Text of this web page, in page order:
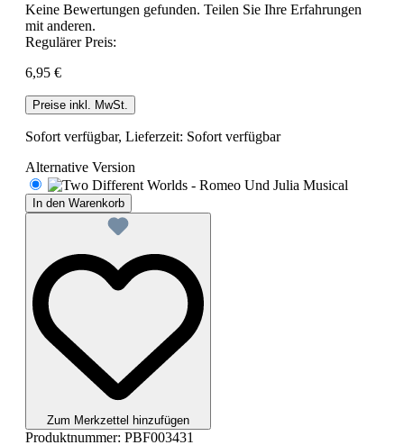
Keine Bewertungen gefunden. Teilen Sie Ihre Erfahrungen
mit anderen.
Regulärer Preis:
6,95 €
Preise inkl. MwSt.
Sofort verfügbar, Lieferzeit: Sofort verfügbar
Alternative Version
In den Warenkorb
Zum Merkzettel hinzufügen
Produktnummer: PBF003431